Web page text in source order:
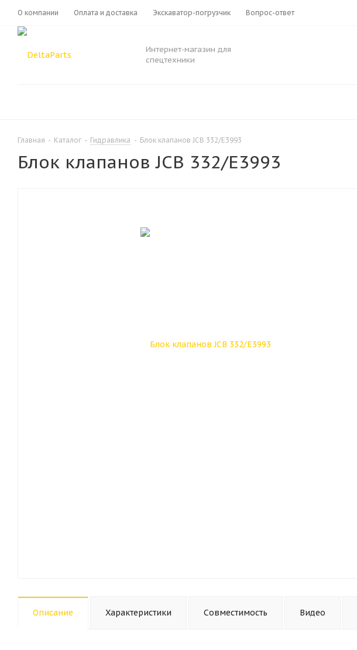
О компании Оплата и доставка Экскаватор-погрузчик Вопрос-ответ
Интернет-магазин для
спецтехники
Главная - Каталог - Гидравлика - Блок клапанов JCB 332/E3993
Блок клапанов JCB 332/E3993
Описание Характеристики Совместимость Видео